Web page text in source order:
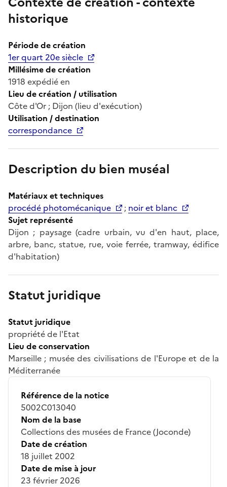
historique
Période de création
1er quart 20e siècle
Millésime de création
1918 expédié en
Lieu de création / utilisation
Côte d'Or ; Dijon (lieu d'exécution)
Utilisation / destination
correspondance
Description du bien muséal
Matériaux et techniques
procédé photomécanique
; noir et blanc
Sujet représenté
Dijon ; paysage (cadre urbain, vu d'en haut, place,
arbre, banc, statue, rue, voie ferrée, tramway, édifice
d'habitation)
Statut juridique
Statut juridique
propriété de l'Etat
Lieu de conservation
Marseille ; musée des civilisations de l'Europe et de la
Méditerranée
Référence de la notice
5002C013040
Nom de la base
Collections des musées de France (Joconde)
Date de création
18 juillet 2002
Date de mise à jour
23 février 2026